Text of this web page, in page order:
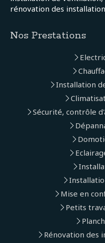
rénovation des
Nos Prestations
Installation
Sécurité, contrôle
Mise en
Petits
Rénovation des